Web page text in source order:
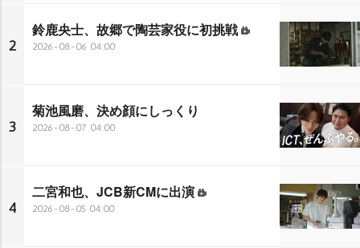
2
鈴鹿央士、故郷で陶芸家役に初挑戦
2026-08-06 04:00
3
菊池風磨、決め顔にしっくり
2026-08-07 04:00
4
二宮和也、JCB新CMに出演
2026-08-05 04:00